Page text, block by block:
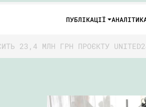
ПУБЛІКАЦІЇ